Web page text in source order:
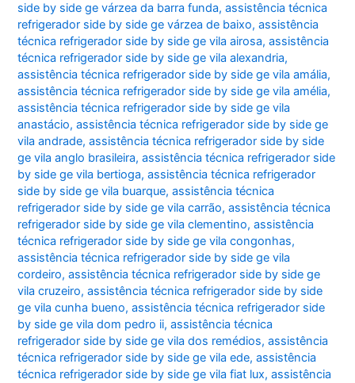
side by side ge várzea da barra funda,assistência técnica
refrigerador side by side ge várzea de baixo,assistência
técnica refrigerador side by side ge vila airosa,assistência
técnica refrigerador side by side ge vila alexandria,
assistência técnica refrigerador side by side ge vila amália,
assistência técnica refrigerador side by side ge vila amélia,
assistência técnica refrigerador side by side ge vila
anastácio,assistência técnica refrigerador side by side ge
vila andrade,assistência técnica refrigerador side by side
ge vila anglo brasileira,assistência técnica refrigerador side
by side ge vila bertioga,assistência técnica refrigerador
side by side ge vila buarque,assistência técnica
refrigerador side by side ge vila carrão,assistência técnica
refrigerador side by side ge vila clementino,assistência
técnica refrigerador side by side ge vila congonhas,
assistência técnica refrigerador side by side ge vila
cordeiro,assistência técnica refrigerador side by side ge
vila cruzeiro,assistência técnica refrigerador side by side
ge vila cunha bueno,assistência técnica refrigerador side
by side ge vila dom pedro ii,assistência técnica
refrigerador side by side ge vila dos remédios,assistência
técnica refrigerador side by side ge vila ede,assistência
técnica refrigerador side by side ge vila fiat lux,assistência